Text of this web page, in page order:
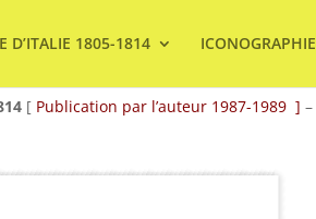
D’ITALIE 1805-1814 ICONOGRAPHIE
[ Publication par l’auteur 1987-1989 ] –